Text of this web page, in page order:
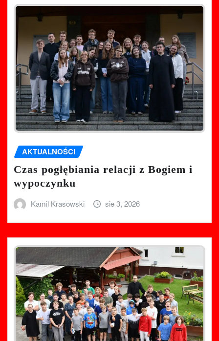
AKTUALNOŚCI
Czas pogłębiania relacji z Bogiem i
wypoczynku
Kamil Krasowski sie 3, 2026